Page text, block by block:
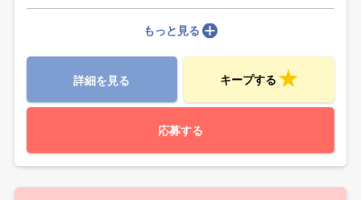
もっと見る
詳細を見る キープする
応募する